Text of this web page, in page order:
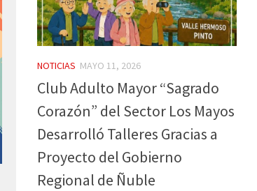
NOTICIAS MAYO 11, 2026
Club Adulto Mayor “Sagrado
Corazón” del Sector Los Mayos
Desarrolló Talleres Gracias a
Proyecto del Gobierno
Regional de Ñuble